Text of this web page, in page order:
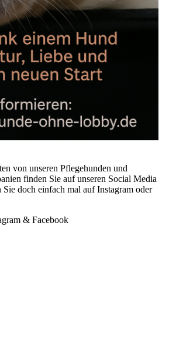
von unseren Pflegehunden und
finden Sie auf unseren Social Media
doch einfach mal auf Instagram oder
& Facebook